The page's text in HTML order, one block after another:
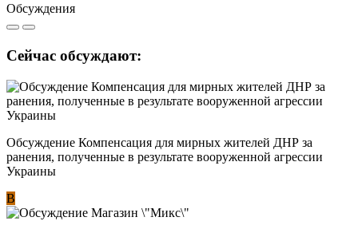
Обсуждения
Сейчас обсуждают:
Обсуждение Компенсация для мирных жителей ДНР за
ранения, полученные в результате вооруженной агрессии
Украины
В